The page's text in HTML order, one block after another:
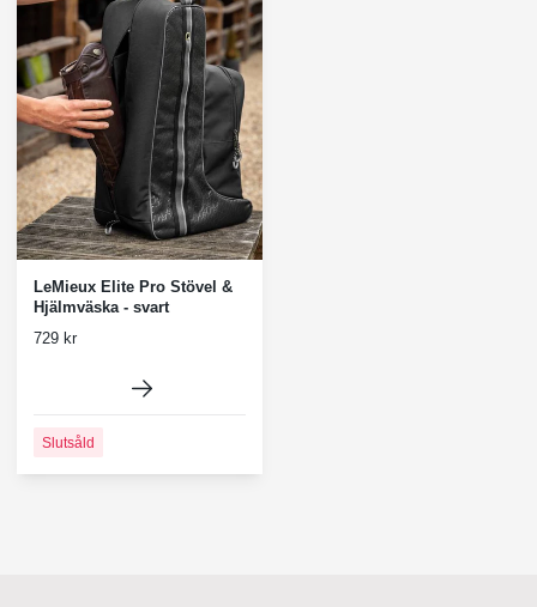
LeMieux Elite Pro Stövel &
Hjälmväska - svart
729 kr
Slutsåld